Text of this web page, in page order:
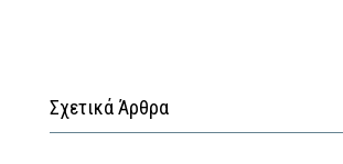
Σχετικά Άρθρα